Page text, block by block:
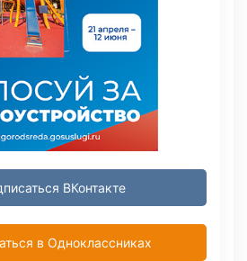
ВКонтакте
в Одноклассниках